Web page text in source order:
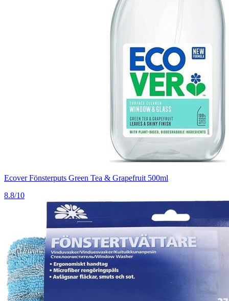
Ecover Fönsterputs Green Tea & Grapefruit 500ml
8.8/10